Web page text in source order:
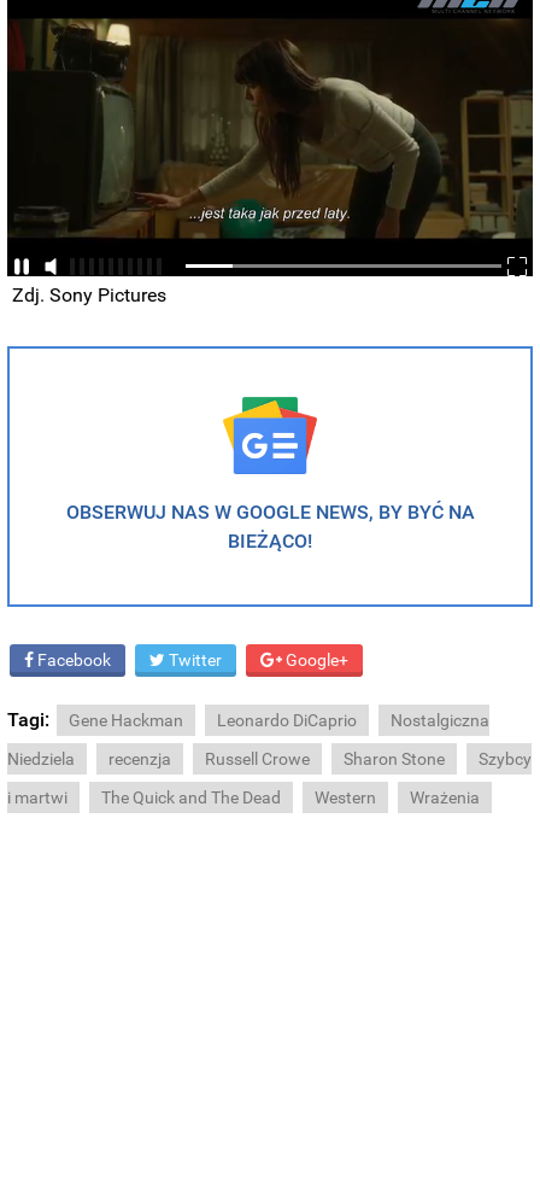
Zdj. Sony Pictures
OBSERWUJ NAS W GOOGLE NEWS, BY BYĆ NA
BIEŻĄCO!
Facebook Twitter Google+
Tagi: Gene Hackman Leonardo DiCaprio
Nostalgiczna
Niedziela
recenzja Russell Crowe Sharon Stone
Szybcy
i martwi
The Quick and The Dead Western Wrażenia